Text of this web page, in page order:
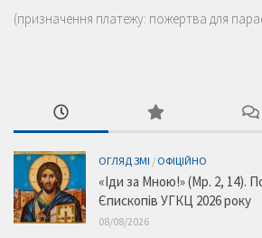
(призначення платежу: пожертва для
ОГЛЯД ЗМІ / ОФІЦІЙНО
«Іди за Мною!» (Мр. 2, 14).
Єпископів УГКЦ 2026 року
08/08/2026